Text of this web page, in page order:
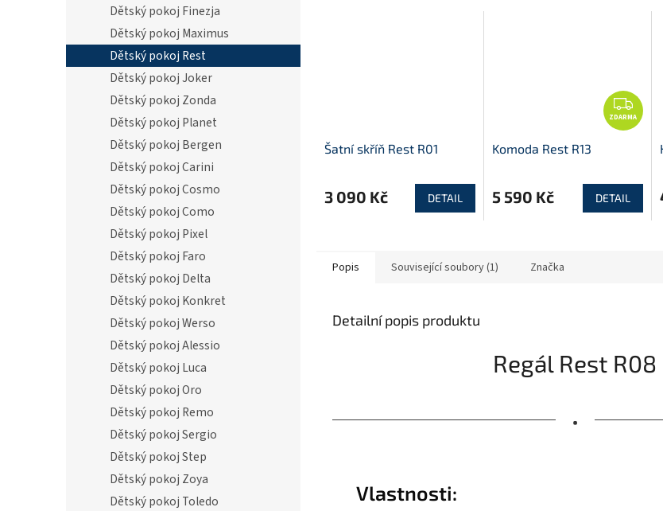
Dětský pokoj Finezja
Dětský pokoj Maximus
Dětský pokoj Rest
Dětský pokoj Joker
Dětský pokoj Zonda
Dětský pokoj Planet
Dětský pokoj Bergen
Dětský pokoj Carini
Dětský pokoj Cosmo
Dětský pokoj Como
Dětský pokoj Pixel
Dětský pokoj Faro
Dětský pokoj Delta
Dětský pokoj Konkret
Dětský pokoj Werso
Dětský pokoj Alessio
Dětský pokoj Luca
Dětský pokoj Oro
Dětský pokoj Remo
Dětský pokoj Sergio
Dětský pokoj Step
Dětský pokoj Zoya
Dětský pokoj Toledo
Šatní skříň Rest R01
3 090 Kč DETAIL
Z
D
M
ZDARMA
Komoda Rest R13
5 590 Kč DETAIL
Popis Související soubory (1) Značka
Detailní popis produktu
Regál Rest R08
•
Vlastnosti: